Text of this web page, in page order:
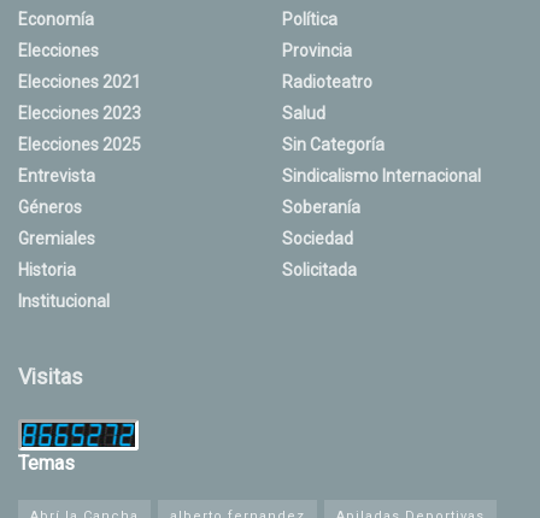
Economía
Elecciones
Elecciones 2021
Elecciones 2023
Elecciones 2025
Entrevista
Géneros
Gremiales
Historia
Institucional
Política
Provincia
Radioteatro
Salud
Sin Categoría
Sindicalismo Internacional
Soberanía
Sociedad
Solicitada
Visitas
Temas